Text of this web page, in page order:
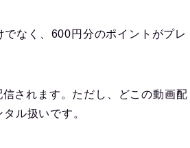
なく、600円分のポイントがプレ
されます。ただし、どこの動画配
ル扱いです。